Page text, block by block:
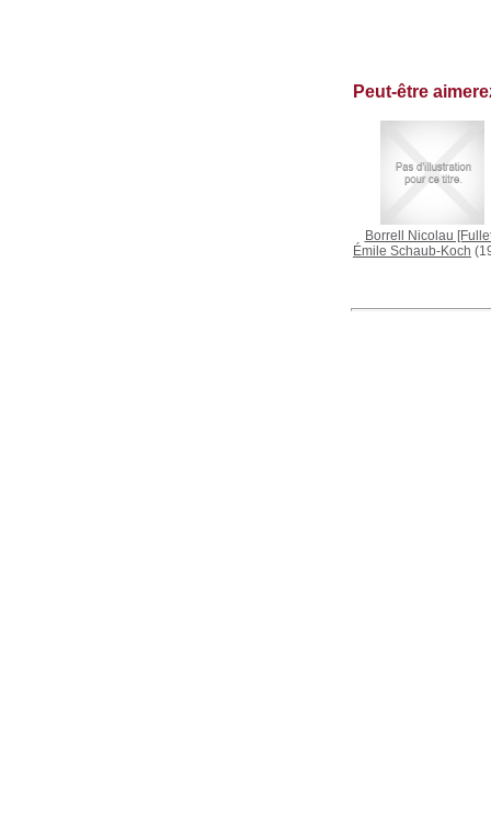
Peut-être
Borrell Nicolau
Émile Schaub-Koch